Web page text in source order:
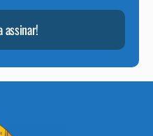
assinar!